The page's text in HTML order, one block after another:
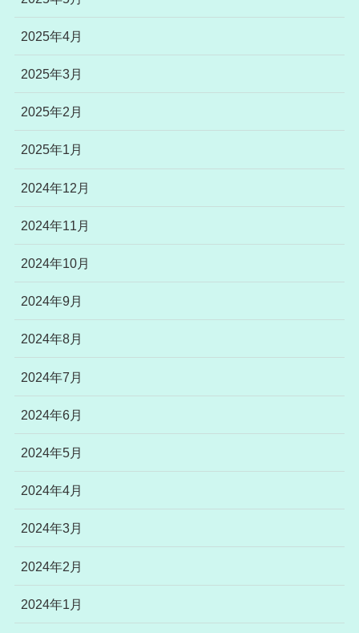
2025年4月
2025年3月
2025年2月
2025年1月
2024年12月
2024年11月
2024年10月
2024年9月
2024年8月
2024年7月
2024年6月
2024年5月
2024年4月
2024年3月
2024年2月
2024年1月